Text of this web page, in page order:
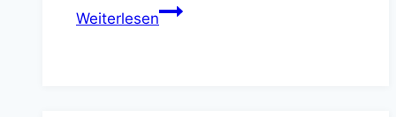
WeiterlesenLecker